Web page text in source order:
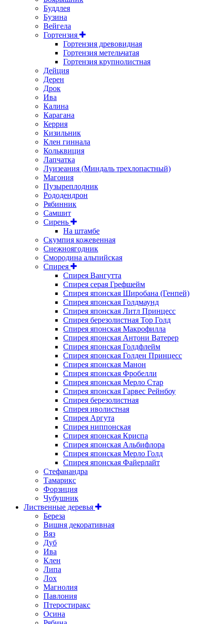
Буддлея
Бузина
Вейгела
Гортензия
Гортензия древовидная
Гортензия метельчатая
Гортензия крупнолистная
Дейция
Дерен
Дрок
Ива
Калина
Карагана
Керрия
Кизильник
Клен гиннала
Кольквиция
Лапчатка
Луизеания (Миндаль трехлопастный)
Магония
Пузыреплодник
Рододендрон
Рябинник
Самшит
Сирень
На штамбе
Скумпия кожевенная
Снежноягодник
Смородина альпийская
Спирея
Спирея Вангутта
Спирея серая Грефшейм
Спирея японская Широбана (Генпей)
Спирея японская Голдмаунд
Спирея японская Литл Принцесс
Спирея березолистная Тор Голд
Спирея японская Макрофилла
Спирея японская Антони Ватерер
Спирея японская Голдфлейм
Спирея японская Голден Принцесс
Спирея японская Манон
Спирея японская Фробелли
Спирея японская Мерло Стар
Спирея японская Гарвес Рейнбоу
Спирея березолистная
Спирея иволистная
Спирея Аргута
Спирея ниппонская
Спирея японская Криспа
Спирея японская Альбифлора
Спирея японская Мерло Голд
Спирея японская Файерлайт
Стефанандра
Тамарикс
Форзиция
Чубушник
Лиственные деревья
Береза
Вишня декоративная
Вяз
Дуб
Ива
Клен
Липа
Лох
Магнолия
Павлония
Птеростиракс
Осина